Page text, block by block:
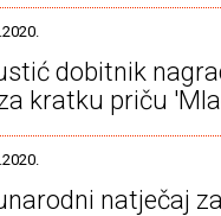
dobitnik
kratku priču
natječaj